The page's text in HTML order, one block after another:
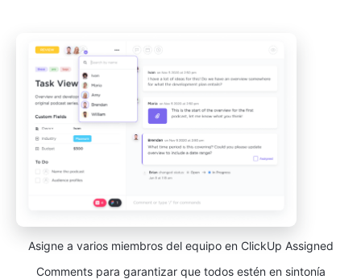
Asigne a varios miembros del equipo en ClickUp Assigned
Comments para garantizar que todos estén en sintonía